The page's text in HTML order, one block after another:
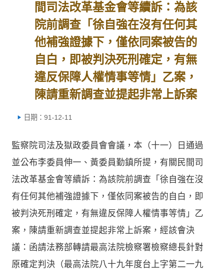
間司法改革基金會等續訴：為該
院前調查「徐自強在沒有任何其
他補強證據下，僅依同案被告的
自白，即被判決死刑確定，有無
違反保障人權情事等情」乙案，
陳請重新調查並提起非常上訴案
日期：91-12-11
監察院司法及獄政委員會會議，本（十一）日通過
並公布李委員伸一、黃委員勤鎮所提，有關民間司
法改革基金會等續訴：為該院前調查「徐自強在沒
有任何其他補強證據下，僅依同案被告的自白，即
被判決死刑確定，有無違反保障人權情事等情」乙
案，陳請重新調查並提起非常上訴案，經該會決
議：函請法務部轉請最高法院檢察署檢察總長針對
原確定判決（最高法院八十九年度台上字第二一九